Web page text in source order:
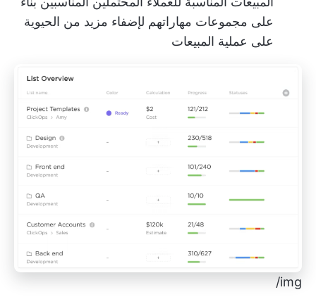
على مجموعات مهاراتهم لإضفاء مزيد من الحيوية
على عملية المبيعات
img/